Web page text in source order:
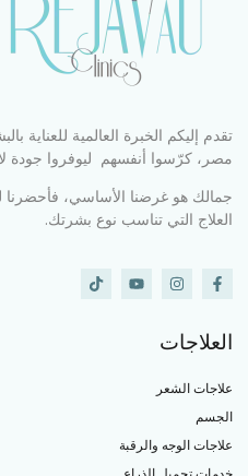
تقدم إليكم الخبرة العالمية للعناية
مصر، كرّسوا أنفسهم ليوفروا جودة لا
جمالك هو غرضنا الأساسي، فأحضرنا
العلاج التي تناسب نوع بشرتك.
العلاجات
علاجات الشعر
الجسم
علاجات الوجه والرقبة